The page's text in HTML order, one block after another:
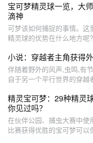
宝可梦精灵球一览，大
滴神
可梦该如何捕捉的事情。
精灵球的优势在什么地方
小说：穿越者主角获得
伴随着野外的风声,虫鸣,有
自于另一个平行世界的穿
精灵宝可梦：29种精灵
你见过吗？
在伙伴公园、捕虫大赛中
比赛获得优胜的宝可梦可以